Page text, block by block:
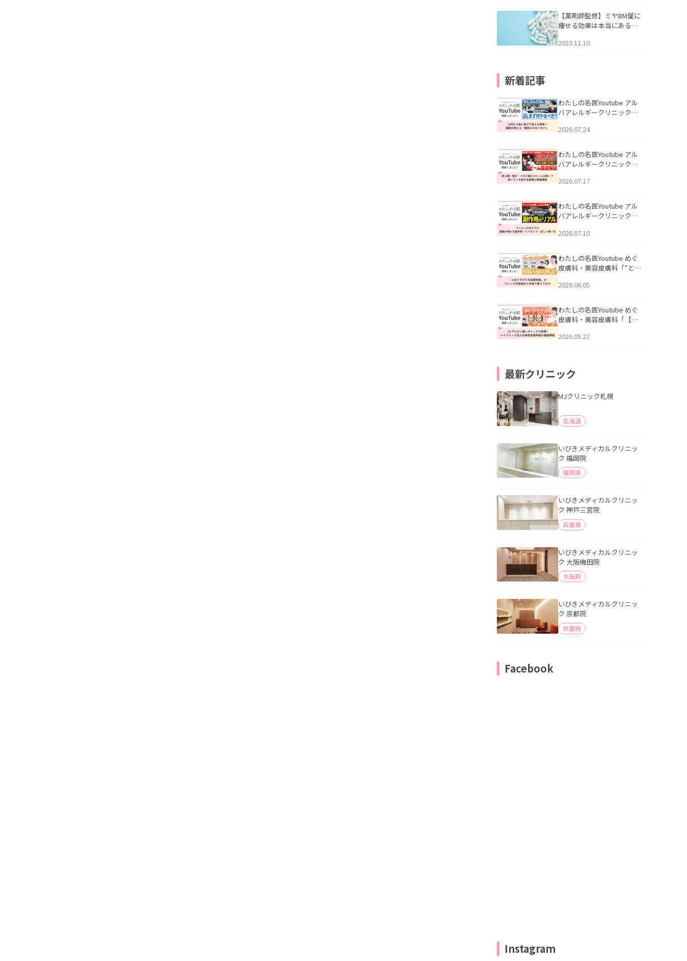
【薬剤師監修】ミヤBM錠に
痩せる効果は本当にある
2023.11.10
新着記事
わたしの名医Youtube アル
バアレルギークリニック札
える男性へ｜医師が教える
公開いたしました。
2026.07.24
わたしの名医Youtube アル
バアレルギークリニック札
跡にVビームは効く？向いて
説」を公開いたしました。
2026.07.17
わたしの名医Youtube アル
バアレルギークリニック札
医師が明かす副作用・リバ
公開いたしました。
2026.07.10
わたしの名医Youtube めぐ
皮膚科・美容皮膚科「”とお
ッズの肌悩みに本気で答え
た。
2026.06.05
わたしの名医Youtube めぐ
皮膚科・美容皮膚科「【ヒ
用】ハイブリッド注入を美
2026.05.22
最新クリニック
MJクリニック札幌
北海道
いびきメディカルクリニッ
ク 福岡院
福岡県
いびきメディカルクリニッ
ク 神戸三宮院
兵庫県
いびきメディカルクリニッ
ク 大阪梅田院
大阪府
いびきメディカルクリニッ
ク 京都院
京都府
Facebook
Instagram